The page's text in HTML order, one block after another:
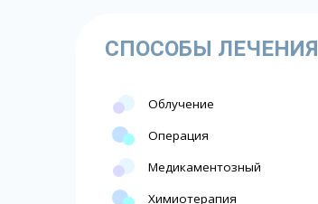
СПОСОБЫ ЛЕЧЕНИЯ
Облучение
Операция
Медикаментозный
Химиотерапия